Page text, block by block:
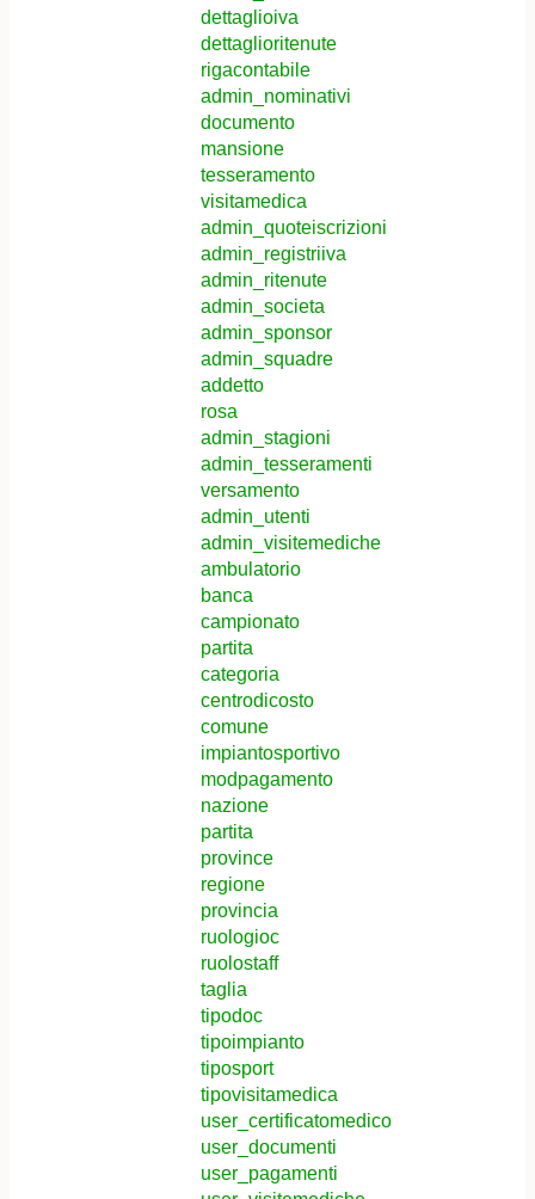
dettaglioiva
dettaglioritenute
rigacontabile
admin_nominativi
documento
mansione
tesseramento
visitamedica
admin_quoteiscrizioni
admin_registriiva
admin_ritenute
admin_societa
admin_sponsor
admin_squadre
addetto
rosa
admin_stagioni
admin_tesseramenti
versamento
admin_utenti
admin_visitemediche
ambulatorio
banca
campionato
partita
categoria
centrodicosto
comune
impiantosportivo
modpagamento
nazione
partita
province
regione
provincia
ruologioc
ruolostaff
taglia
tipodoc
tipoimpianto
tiposport
tipovisitamedica
user_certificatomedico
user_documenti
user_pagamenti